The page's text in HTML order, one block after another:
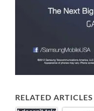
RELATED ARTICLES